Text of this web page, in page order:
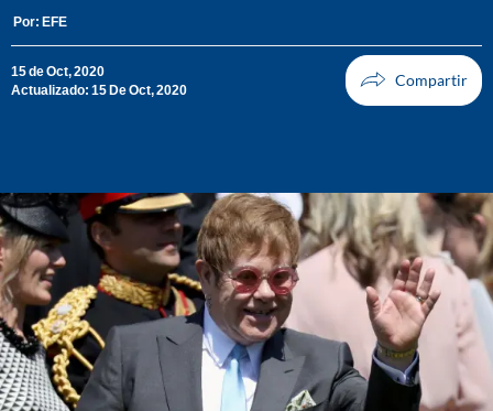
Por: EFE
15 de Oct, 2020
Actualizado: 15 De Oct, 2020